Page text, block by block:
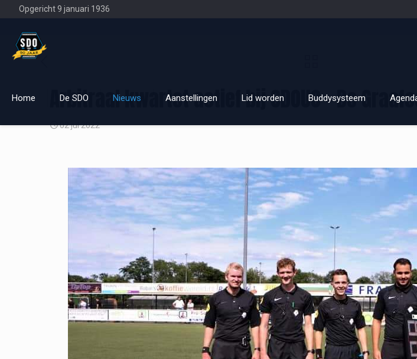
Opgericht 9 januari 1936
Home De SDO Nieuws Aanstellingen Lid worden Buddysysteem
Arbitraal kwartet actief bij SDOUC – De
02 jul 2022